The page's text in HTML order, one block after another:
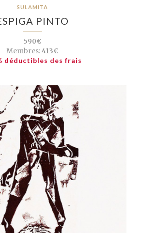
SULAMITA
PINTO
590€
Membres:413€
déductibles des frais